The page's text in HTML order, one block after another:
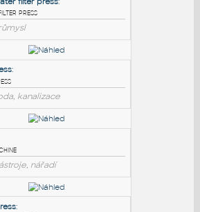
PODOBNÉ BLOKY:
water filter press:
filter press
:
Press